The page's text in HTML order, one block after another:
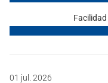
01 jul. 2026